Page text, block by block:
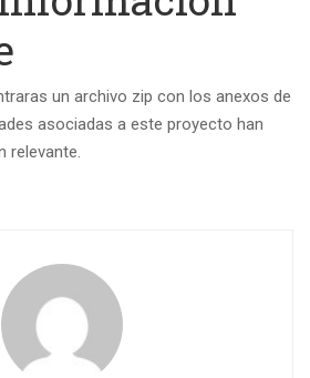
un archivo zip con los anexos de
asociadas a este proyecto han
relevante.